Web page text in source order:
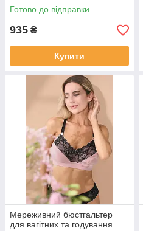
Готово до відправки
935 ₴
Купити
Мереживний бюстгальтер
для вагітних та годування